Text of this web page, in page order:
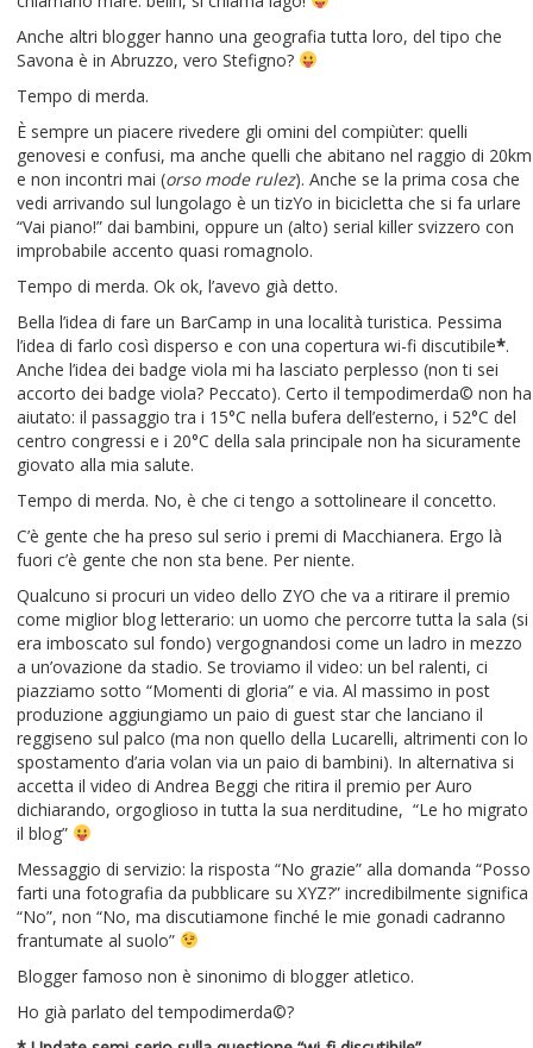
Anche altri blogger hanno una geografia tutta loro, del tipo che
Savona è in Abruzzo, vero Stefigno?
Tempo di merda.
È sempre un piacere rivedere gli omini del compiùter: quelli
genovesi e confusi, ma anche quelli che abitano nel raggio di 20km
e non incontri mai (orso mode rulez). Anche se la prima cosa che
vedi arrivando sul lungolago è un tizYo in bicicletta che si fa urlare
“Vai piano!” dai bambini, oppure un (alto) serial killer svizzero con
improbabile accento quasi romagnolo.
Tempo di merda. Ok ok, l’avevo già detto.
Bella l’idea di fare un BarCamp in una località turistica. Pessima
l’idea di farlo così disperso e con una copertura wi-fi discutibile*.
Anche l’idea dei badge viola mi ha lasciato perplesso (non ti sei
accorto dei badge viola? Peccato). Certo il tempodimerda© non ha
aiutato: il passaggio tra i 15°C nella bufera dell’esterno, i 52°C del
centro congressi e i 20°C della sala principale non ha sicuramente
giovato alla mia salute.
Tempo di merda. No, è che ci tengo a sottolineare il concetto.
C’è gente che ha preso sul serio i premi di Macchianera. Ergo là
fuori c’è gente che non sta bene. Per niente.
Qualcuno si procuri un video dello ZYO che va a ritirare il premio
come miglior blog letterario: un uomo che percorre tutta la sala (si
era imboscato sul fondo) vergognandosi come un ladro in mezzo
a un’ovazione da stadio. Se troviamo il video: un bel ralenti, ci
piazziamo sotto “Momenti di gloria” e via. Al massimo in post
produzione aggiungiamo un paio di guest star che lanciano il
reggiseno sul palco (ma non quello della Lucarelli, altrimenti con lo
spostamento d’aria volan via un paio di bambini). In alternativa si
accetta il video di Andrea Beggi che ritira il premio per Auro
dichiarando, orgoglioso in tutta la sua nerditudine, “Le ho migrato
il blog”
Messaggio di servizio: la risposta “No grazie” alla domanda “Posso
farti una fotografia da pubblicare su XYZ?” incredibilmente significa
“No”, non “No, ma discutiamone finché le mie gonadi cadranno
frantumate al suolo”
Blogger famoso non è sinonimo di blogger atletico.
Ho già parlato del tempodimerda©?